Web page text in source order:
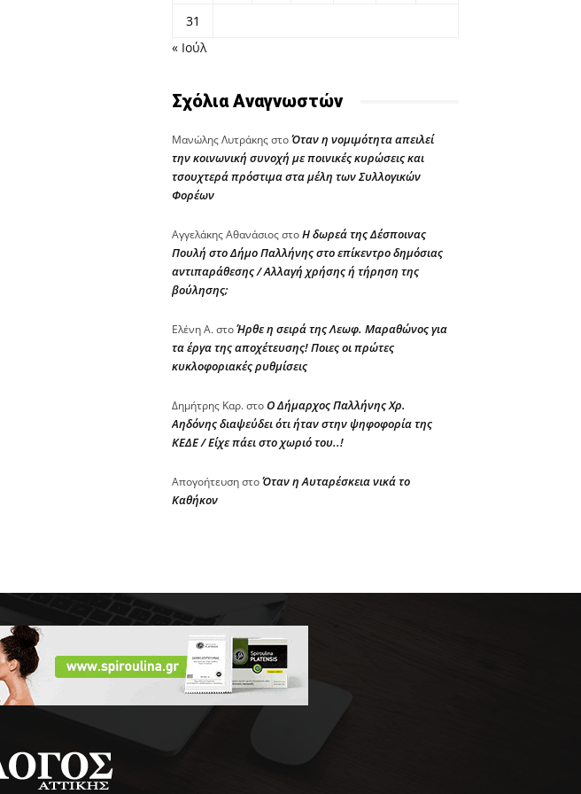
31
« Ιούλ
Σχόλια Αναγνωστών
Μανώλης ΛυτράκηςστοΌταν η νομιμότητα απειλεί
την κοινωνική συνοχή με ποινικές κυρώσεις και
τσουχτερά πρόστιμα στα μέλη των Συλλογικών
Φορέων
Αγγελάκης ΑθανάσιοςστοΗ δωρεά της Δέσποινας
Πουλή στο Δήμο Παλλήνης στο επίκεντρο δημόσιας
αντιπαράθεσης / Αλλαγή χρήσης ή τήρηση της
βούλησης;
Ελένη Α.στοΉρθε η σειρά της Λεωφ. Μαραθώνος για
τα έργα της αποχέτευσης! Ποιες οι πρώτες
κυκλοφοριακές ρυθμίσεις
Δημήτρης Καρ.στοΟ Δήμαρχος Παλλήνης Χρ.
Αηδόνης διαψεύδει ότι ήταν στην ψηφοφορία της
ΚΕΔΕ / Είχε πάει στο χωριό του..!
ΑπογοήτευσηστοΌταν η Αυταρέσκεια νικά το
Καθήκον